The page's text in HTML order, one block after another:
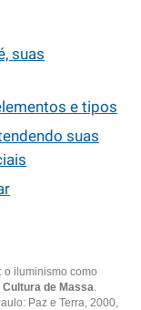
suas
e tipos
suas
o iluminismo como
Cultura de Massa.
Paz e Terra, 2000,